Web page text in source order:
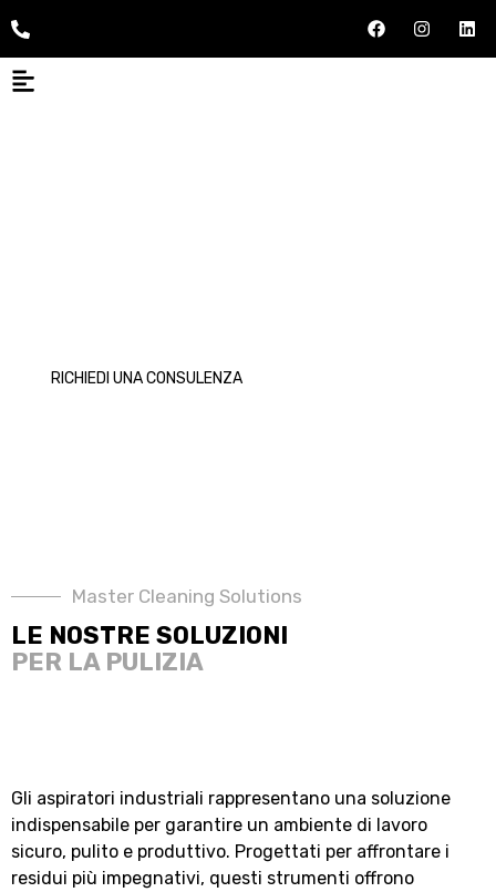
RICHIEDI UNA CONSULENZA
Master Cleaning Solutions
LE NOSTRE SOLUZIONI
PER LA PULIZIA
Gli aspiratori industriali rappresentano una soluzione
indispensabile per garantire un ambiente di lavoro
sicuro, pulito e produttivo. Progettati per affrontare i
residui più impegnativi, questi strumenti offrono